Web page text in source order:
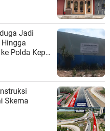
Jadi
Polda Kepri
Skema